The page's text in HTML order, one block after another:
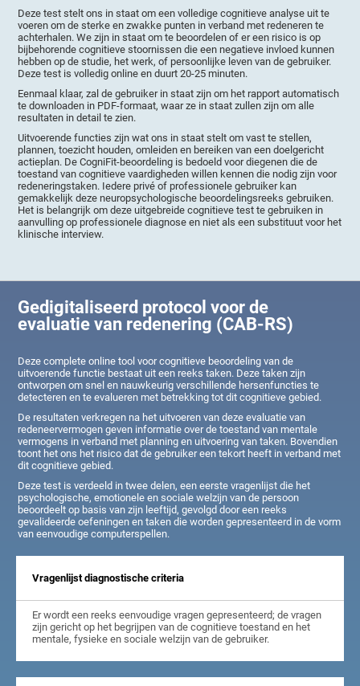
Deze test stelt ons in staat om een volledige cognitieve analyse uit te
voeren om de sterke en zwakke punten in verband met redeneren te
achterhalen. We zijn in staat om te beoordelen of er een risico is op
bijbehorende cognitieve stoornissen die een negatieve invloed kunnen
hebben op de studie, het werk, of persoonlijke leven van de gebruiker.
Deze test is volledig online en duurt 20-25 minuten.
Eenmaal klaar, zal de gebruiker in staat zijn om het rapport automatisch
te downloaden in PDF-formaat, waar ze in staat zullen zijn om alle
resultaten in detail te zien.
Uitvoerende functies zijn wat ons in staat stelt om vast te stellen,
plannen, toezicht houden, omleiden en bereiken van een doelgericht
actieplan. De CogniFit-beoordeling is bedoeld voor diegenen die de
toestand van cognitieve vaardigheden willen kennen die nodig zijn voor
redeneringstaken. Iedere privé of professionele gebruiker kan
gemakkelijk deze neuropsychologische beoordelingsreeks gebruiken.
Het is belangrijk om deze uitgebreide cognitieve test te gebruiken in
aanvulling op professionele diagnose en niet als een substituut voor het
klinische interview.
Gedigitaliseerd protocol voor de
evaluatie van redenering (CAB-RS)
Deze complete online tool voor cognitieve beoordeling van de
uitvoerende functie bestaat uit een reeks taken. Deze taken zijn
ontworpen om snel en nauwkeurig verschillende hersenfuncties te
detecteren en te evalueren met betrekking tot dit cognitieve gebied.
De resultaten verkregen na het uitvoeren van deze evaluatie van
redeneervermogen geven informatie over de toestand van mentale
vermogens in verband met planning en uitvoering van taken. Bovendien
toont het ons het risico dat de gebruiker een tekort heeft in verband met
dit cognitieve gebied.
Deze test is verdeeld in twee delen, een eerste vragenlijst die het
psychologische, emotionele en sociale welzijn van de persoon
beoordeelt op basis van zijn leeftijd, gevolgd door een reeks
gevalideerde oefeningen en taken die worden gepresenteerd in de vorm
van eenvoudige computerspellen.
Vragenlijst diagnostische criteria
Er wordt een reeks eenvoudige vragen gepresenteerd; de vragen
zijn gericht op het begrijpen van de cognitieve toestand en het
mentale, fysieke en sociale welzijn van de gebruiker.